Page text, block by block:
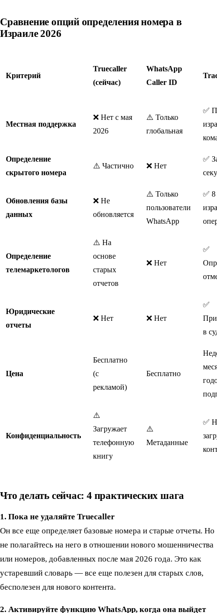
Сравнение опций определения номера в
Израиле 2026
Критерий
Truecaller
(сейчас)
WhatsApp
Caller ID
Местная поддержка
❌ Нет с мая
2026
⚠️ Только
глобальная
✅
Определение
скрытого номера
⚠️ Частично ❌ Нет
✅
Обновления базы
данных
❌ Не
обновляется
⚠️ Только
пользователи
WhatsApp
✅ 8
Определение
телемаркетологов
⚠️ На
основе
старых
отчетов
❌ Нет
✅
Юридические
отчеты
❌ Нет ❌ Нет
✅
в
Цена
Бесплатно
(с
рекламой)
Бесплатно
Конфиденциальность
⚠️
Загружает
телефонную
книгу
⚠️
Метаданные
✅
Что делать сейчас: 4 практических шага
1. Пока не удаляйте Truecaller
Он все еще определяет базовые номера и старые отчеты. Но
не полагайтесь на него в отношении нового мошенничества
или номеров, добавленных после мая 2026 года. Это как
устаревший словарь — все еще полезен для старых слов,
бесполезен для нового контента.
2. Активируйте функцию WhatsApp, когда она выйдет